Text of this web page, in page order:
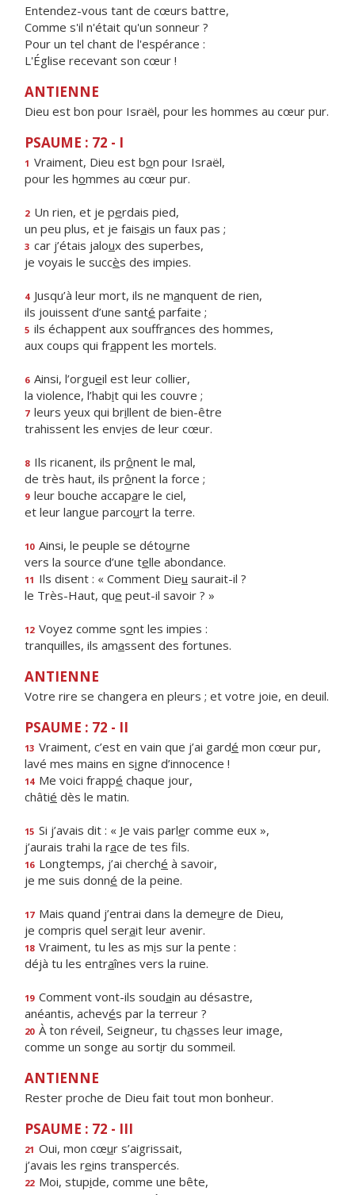
Entendez-vous tant de cœurs battre,
Comme s'il n'était qu'un sonneur ?
Pour un tel chant de l'espérance :
L'Église recevant son cœur !
ANTIENNE
Dieu est bon pour Israël, pour les hommes au cœur pur.
PSAUME : 72 - I
1 Vraiment, Dieu est bon pour Israël,
pour les hommes au cœur pur.
2 Un rien, et je perdais pied,
un peu plus, et je faisais un faux pas ;
3 car j’étais jaloux des superbes,
je voyais le succès des impies.
4 Jusqu’à leur mort, ils ne manquent de rien,
ils jouissent d’une santé parfaite ;
5 ils échappent aux souffrances des hommes,
aux coups qui frappent les mortels.
6 Ainsi, l’orgueil est leur collier,
la violence, l’habit qui les couvre ;
7 leurs yeux qui brillent de bien-être
trahissent les envies de leur cœur.
8 Ils ricanent, ils prônent le mal,
de très haut, ils prônent la force ;
9 leur bouche accapare le ciel,
et leur langue parcourt la terre.
10 Ainsi, le peuple se détourne
vers la source d’une telle abondance.
11 Ils disent : « Comment Dieu saurait-il ?
le Très-Haut, que peut-il savoir ? »
12 Voyez comme sont les impies :
tranquilles, ils amassent des fortunes.
ANTIENNE
Votre rire se changera en pleurs ; et votre joie, en deuil.
PSAUME : 72 - II
13 Vraiment, c’est en vain que j’ai gardé mon cœur pur,
lavé mes mains en signe d’innocence !
14 Me voici frappé chaque jour,
châtié dès le matin.
15 Si j’avais dit : « Je vais parler comme eux »,
j’aurais trahi la race de tes fils.
16 Longtemps, j’ai cherché à savoir,
je me suis donné de la peine.
17 Mais quand j’entrai dans la demeure de Dieu,
je compris quel serait leur avenir.
18 Vraiment, tu les as mis sur la pente :
déjà tu les entraînes vers la ruine.
19 Comment vont-ils soudain au désastre,
anéantis, achevés par la terreur ?
20 À ton réveil, Seigneur, tu chasses leur image,
comme un songe au sortir du sommeil.
ANTIENNE
Rester proche de Dieu fait tout mon bonheur.
PSAUME : 72 - III
21 Oui, mon cœur s’aigrissait,
j’avais les reins transpercés.
22 Moi, stupide, comme une bête,